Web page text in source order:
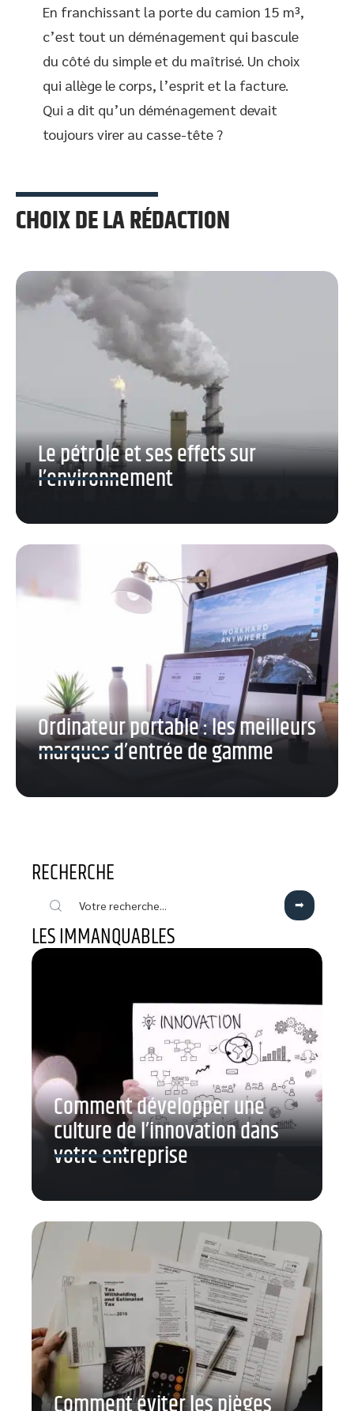
En franchissant la porte du camion 15 m³,
c’est tout un déménagement qui bascule
du côté du simple et du maîtrisé. Un choix
qui allège le corps, l’esprit et la facture.
Qui a dit qu’un déménagement devait
toujours virer au casse-tête ?
CHOIX DE LA RÉDACTION
Le pétrole et ses effets sur
l’environnement
Ordinateur portable : les meilleurs
marques d’entrée de gamme
RECHERCHE
LES IMMANQUABLES
Comment développer une
culture de l’innovation dans
votre entreprise